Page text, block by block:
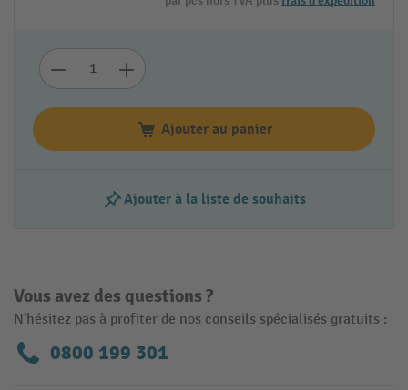
Ajouter au panier
Ajouter à la liste de souhaits
Vous avez des questions ?
N'hésitez pas à profiter de nos conseils spécialisés gratuits :
0800 199 301